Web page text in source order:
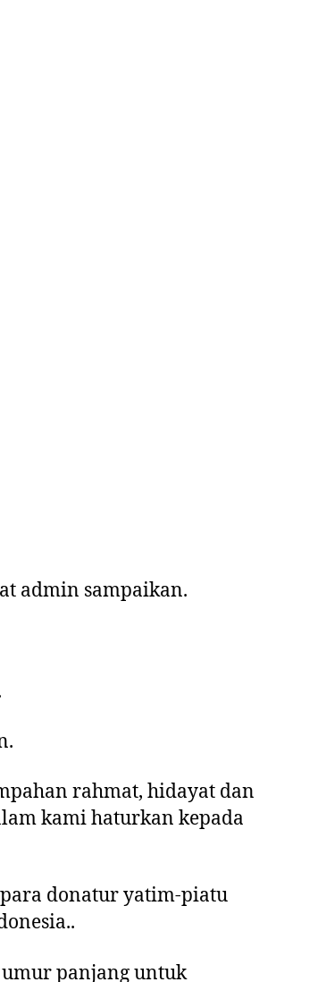
admin sampaikan.
rahmat, hidayat dan
kami haturkan kepada
donatur yatim-piatu
panjang untuk